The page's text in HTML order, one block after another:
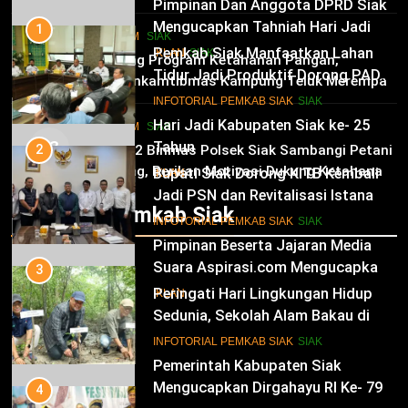
Pimpinan Dan Anggota DPRD Siak
Mengucapkan Tahniah Hari Jadi
Kabupaten Siak Ke-25 Tahun
IKLAN SIAK
11
Hari Jadi Kabupaten Siak ke- 25
Tahun
IKLAN
12
Pimpinan Beserta Jajaran Media
Suara Aspirasi.com Mengucapkan
Selamat HUT RI Ke-79
IKLAN
13
Pemerintah Kabupaten Siak
Mengucapkan Dirgahayu RI Ke- 79
02
HUKRIM SIAK
Dukung Program Ketahanan Pangan,
Bhabinkamtibmas Kampung Teluk Merempan
Tinjau Tanaman Jagung Waga
03
HUKRIM SIAK
Panit 2 Binmas Polsek Siak Sambangi Petani
Jagung, Berikan Motivasi Dukung Ketahanan
Pangan Nasional
Infotorial Pemkab Siak
1
Pemkab Siak Manfaatkan Lahan
Tidur Jadi Produktif Dorong PAD
dan Kesejahteraan Warga
INFOTORIAL PEMKAB SIAK SIAK
2
Bupati Siak Dorong KITB Kembali
Jadi PSN dan Revitalisasi Istana
Kesultanan Siak
INFOTORIAL PEMKAB SIAK SIAK
3
Peringati Hari Lingkungan Hidup
Sedunia, Sekolah Alam Bakau di
Siak Cetak Generasi Penjaga
Pesisir
INFOTORIAL PEMKAB SIAK SIAK
4